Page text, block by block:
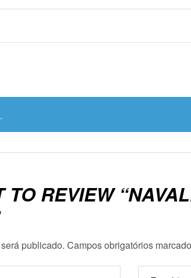
TO REVIEW
publicado. Campos obrigatórios